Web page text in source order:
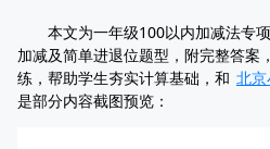
本文为一年级100以内加减法专项
加减及简单进退位题型，附完整答案
练，帮助学生夯实计算基础，和 北
是部分内容截图预览：